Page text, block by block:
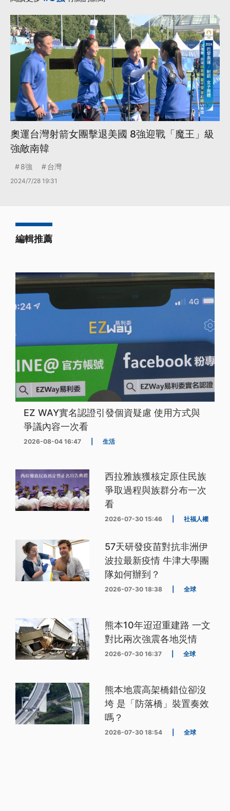
奧運台灣射箭女團擊退美國 8強迎戰「魔王」級
強敵南韓
8強 台灣
2024/7/28 19:31
編輯推薦
EZ WAY實名認證引發個資疑慮 使用方式與
爭議內容一次看
2026-08-04 16:47 生活
西拉雅族獲核定原住民族
爭取過程與族群分布一次
看
2026-07-30 15:46 社福人權
57天研發疫苗對抗非洲伊
波拉最新疫情 牛津大學團
隊如何辦到？
2026-07-30 18:38 全球
熊本10年迢迢重建路 一文
對比兩次強震各地災情
2026-07-30 16:37 全球
熊本地震高架橋錯位卻沒
垮 是「防落橋」裝置奏效
嗎？
2026-07-30 18:54 全球